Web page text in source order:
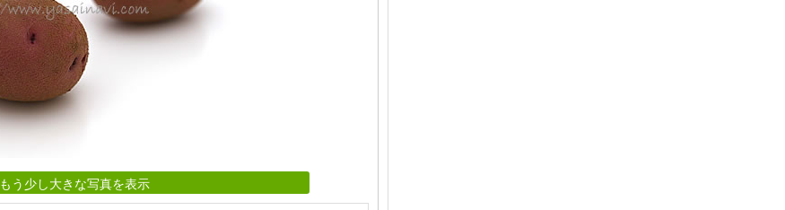
もう少し大きな写真を表示